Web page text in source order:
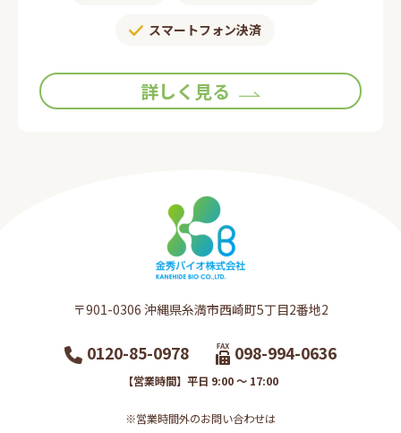
スマートフォン決済
詳しく見る
〒901-0306​ 沖縄県糸満市西崎町5丁目2番地2​
0120-85-0978 098-994-0636
【営業時間】平日 9:00 ～ 17:00
※営業時間外のお問い合わせは